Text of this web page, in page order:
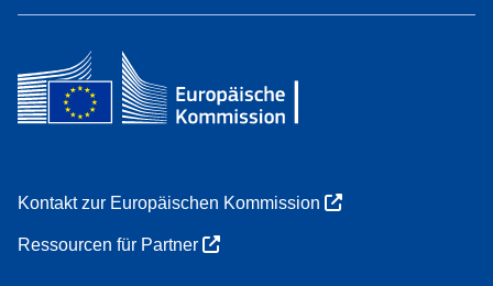
Kontakt zur Europäischen Kommission
Ressourcen für Partner